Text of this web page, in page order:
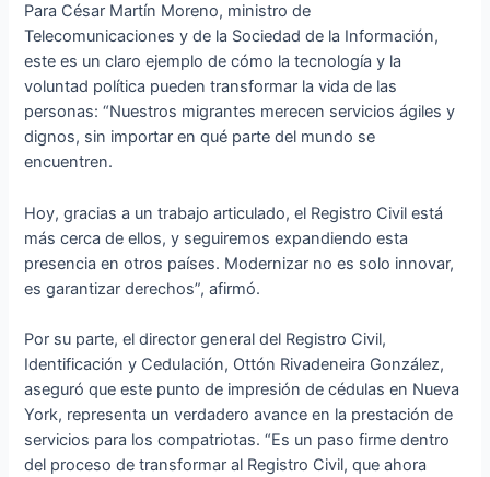
Para César Martín Moreno, ministro de
Telecomunicaciones y de la Sociedad de la Información,
este es un claro ejemplo de cómo la tecnología y la
voluntad política pueden transformar la vida de las
personas: “Nuestros migrantes merecen servicios ágiles y
dignos, sin importar en qué parte del mundo se
encuentren.
Hoy, gracias a un trabajo articulado, el Registro Civil está
más cerca de ellos, y seguiremos expandiendo esta
presencia en otros países. Modernizar no es solo innovar,
es garantizar derechos”, afirmó.
Por su parte, el director general del Registro Civil,
Identificación y Cedulación, Ottón Rivadeneira González,
aseguró que este punto de impresión de cédulas en Nueva
York, representa un verdadero avance en la prestación de
servicios para los compatriotas. “Es un paso firme dentro
del proceso de transformar al Registro Civil, que ahora